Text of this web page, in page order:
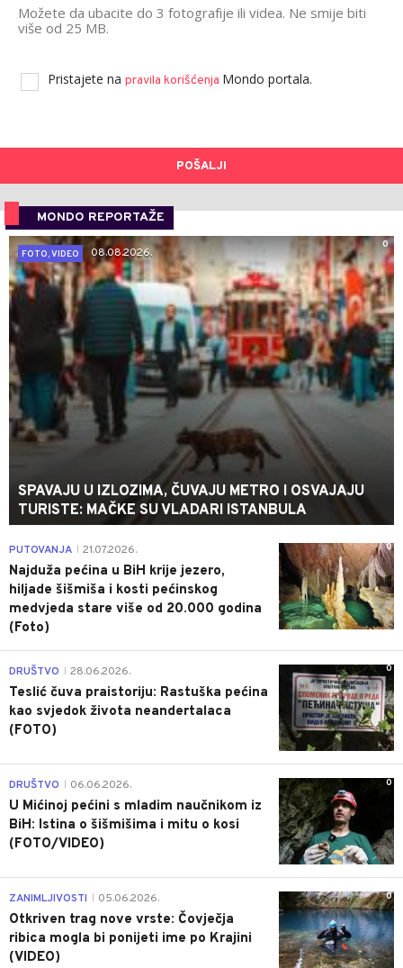
Možete da ubacite do 3 fotografije ili videa. Ne smije biti
više od 25 MB.
Pristajete na pravila korišćenja Mondo portala.
POŠALJI
MONDO REPORTAŽE
0
FOTO, VIDEO
08.08.2026.
SPAVAJU U IZLOZIMA, ČUVAJU METRO I OSVAJAJU
TURISTE: MAČKE SU VLADARI ISTANBULA
0
PUTOVANJA 21.07.2026.
Najduža pećina u BiH krije jezero,
hiljade šišmiša i kosti pećinskog
medvjeda stare više od 20.000 godina
(Foto)
0
DRUŠTVO 28.06.2026.
Teslić čuva praistoriju: Rastuška pećina
kao svjedok života neandertalaca
(FOTO)
0
DRUŠTVO 06.06.2026.
U Mićinoj pećini s mladim naučnikom iz
BiH: Istina o šišmišima i mitu o kosi
(FOTO/VIDEO)
0
ZANIMLJIVOSTI 05.06.2026.
Otkriven trag nove vrste: Čovječja
ribica mogla bi ponijeti ime po Krajini
(VIDEO)